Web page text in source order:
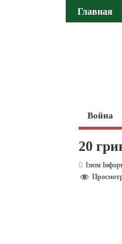
Главная
Война
20
Ізюм